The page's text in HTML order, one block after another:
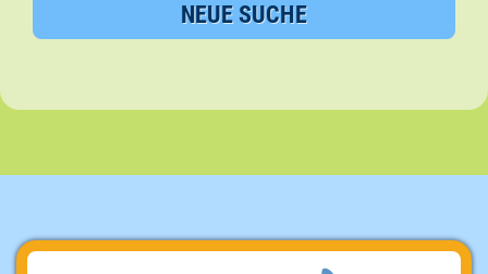
NEUE SUCHE